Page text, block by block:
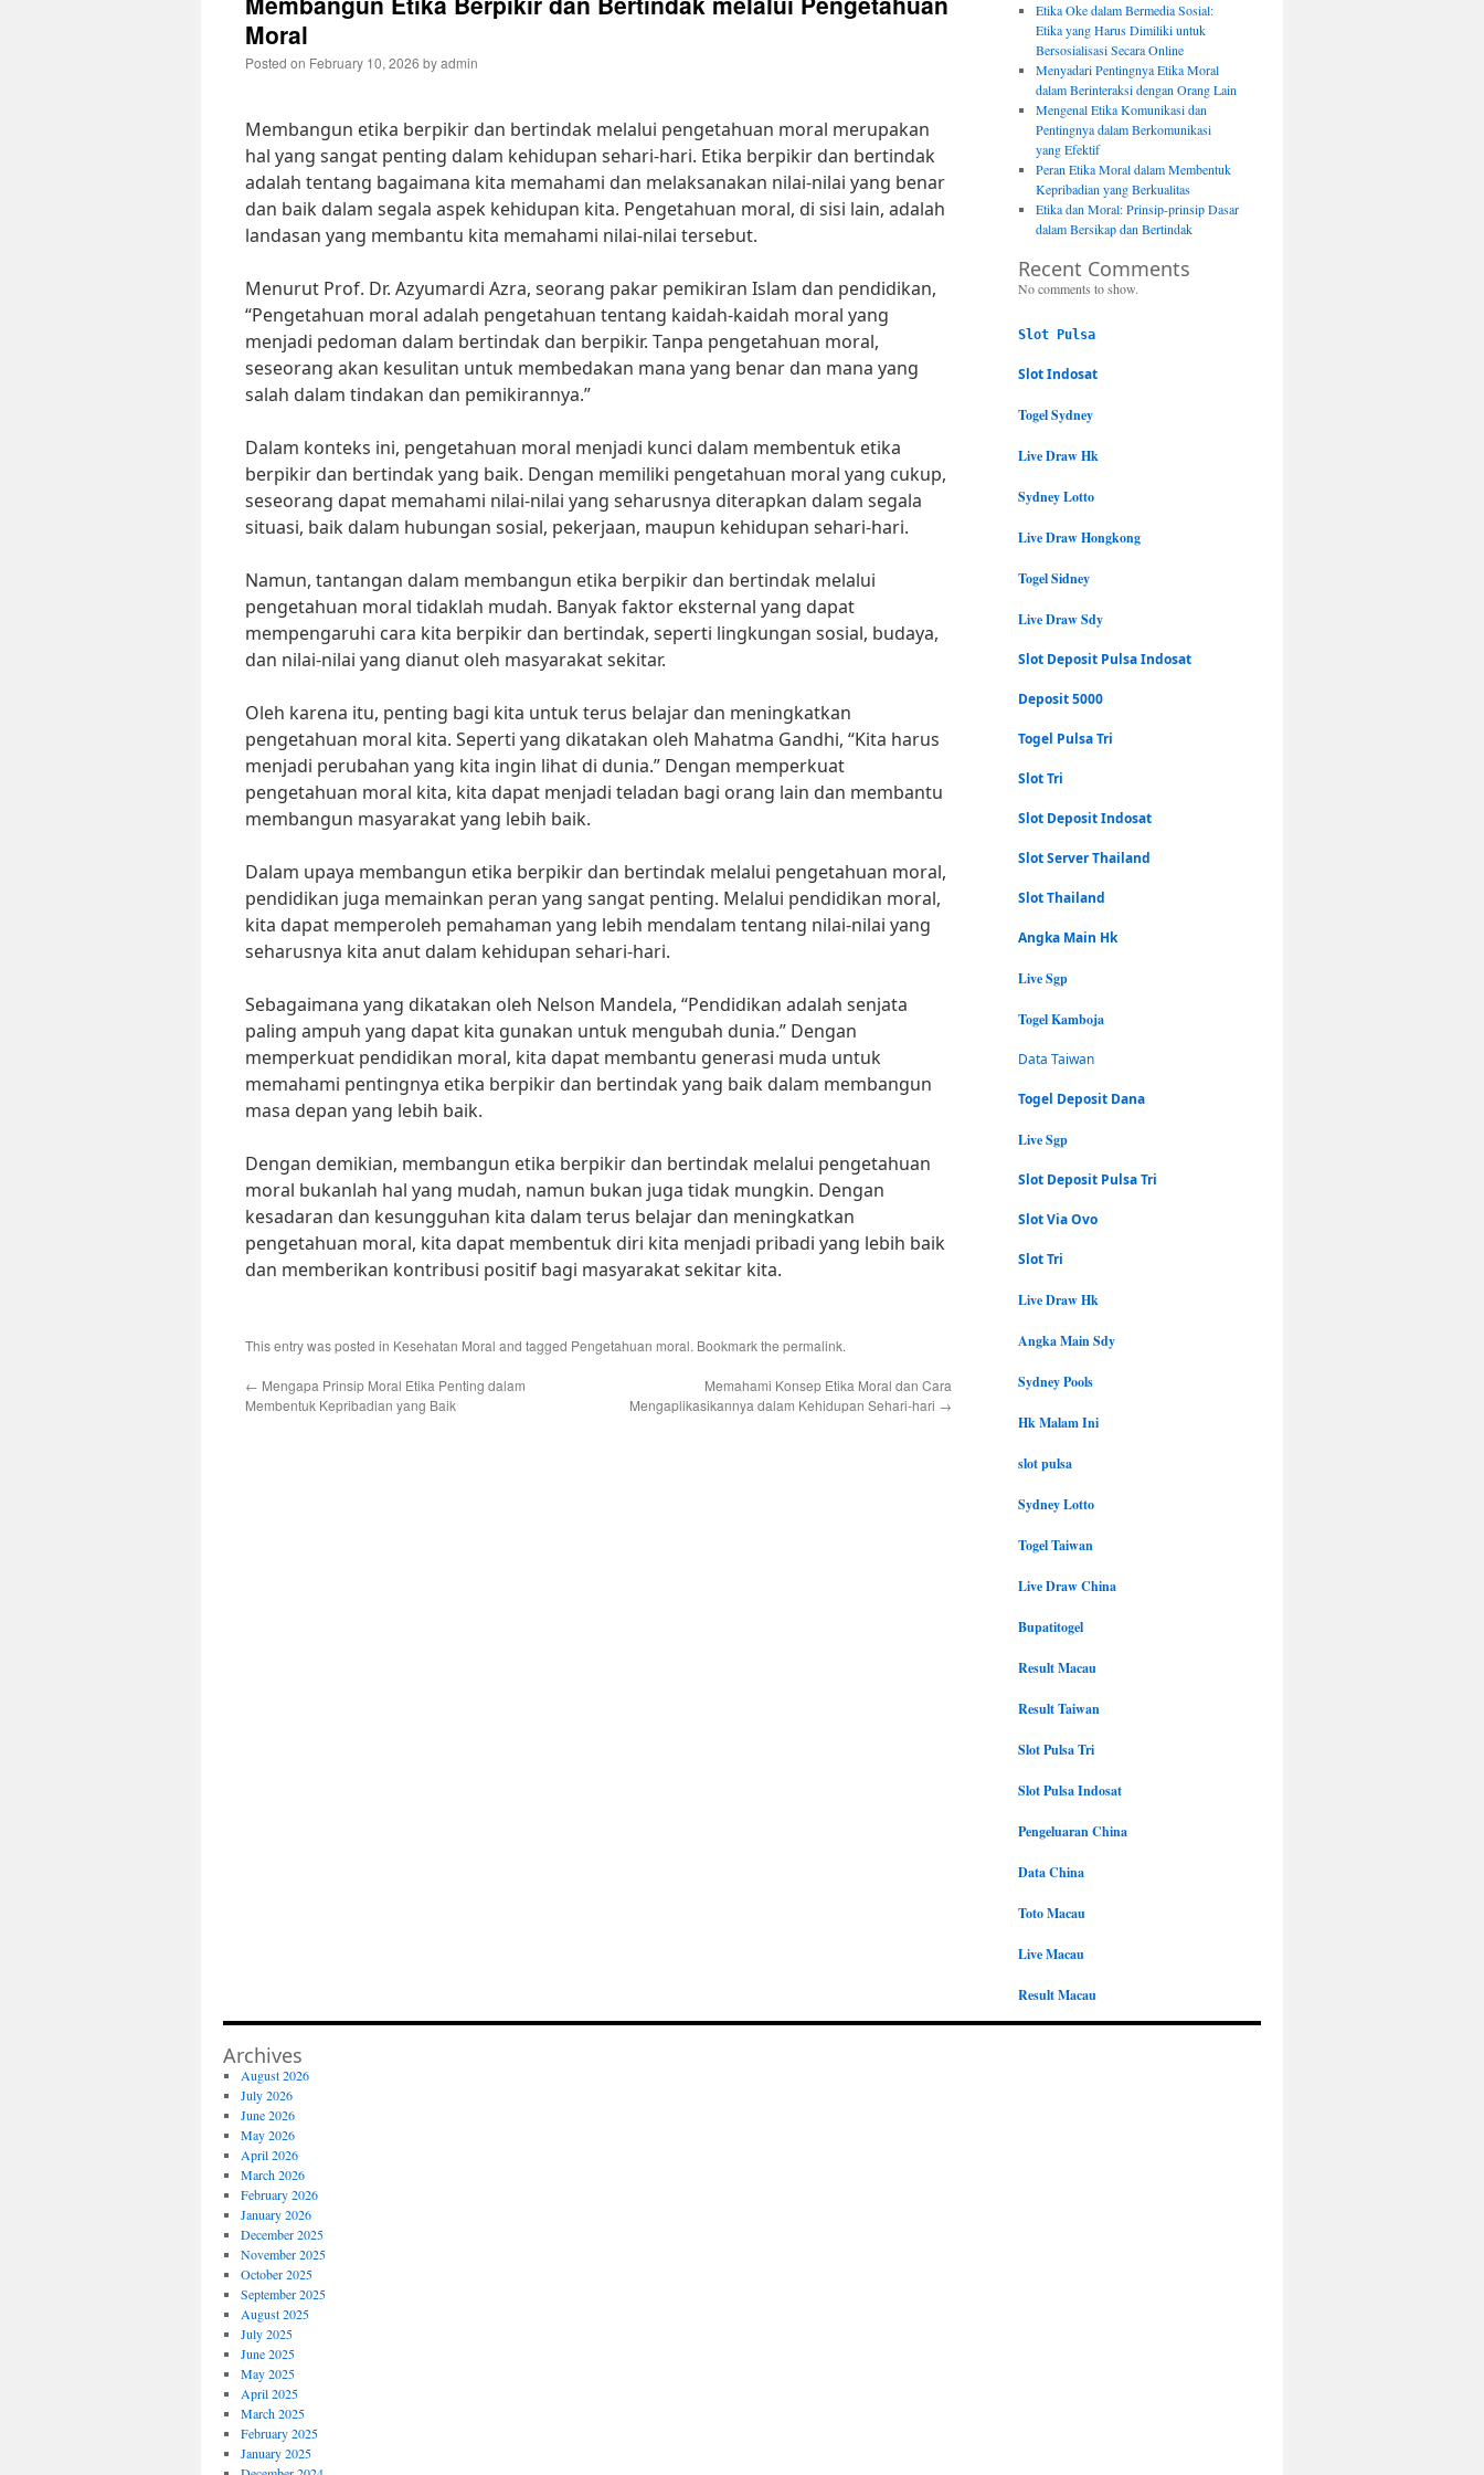
Moral
Posted on February 10, 2026 byadmin
Membangun etika berpikir dan bertindak melalui pengetahuan moral merupakan
hal yang sangat penting dalam kehidupan sehari-hari. Etika berpikir dan bertindak
adalah tentang bagaimana kita memahami dan melaksanakan nilai-nilai yang benar
dan baik dalam segala aspek kehidupan kita. Pengetahuan moral, di sisi lain, adalah
landasan yang membantu kita memahami nilai-nilai tersebut.
Menurut Prof. Dr. Azyumardi Azra, seorang pakar pemikiran Islam dan pendidikan,
“Pengetahuan moral adalah pengetahuan tentang kaidah-kaidah moral yang
menjadi pedoman dalam bertindak dan berpikir. Tanpa pengetahuan moral,
seseorang akan kesulitan untuk membedakan mana yang benar dan mana yang
salah dalam tindakan dan pemikirannya.”
Dalam konteks ini, pengetahuan moral menjadi kunci dalam membentuk etika
berpikir dan bertindak yang baik. Dengan memiliki pengetahuan moral yang cukup,
seseorang dapat memahami nilai-nilai yang seharusnya diterapkan dalam segala
situasi, baik dalam hubungan sosial, pekerjaan, maupun kehidupan sehari-hari.
Namun, tantangan dalam membangun etika berpikir dan bertindak melalui
pengetahuan moral tidaklah mudah. Banyak faktor eksternal yang dapat
mempengaruhi cara kita berpikir dan bertindak, seperti lingkungan sosial, budaya,
dan nilai-nilai yang dianut oleh masyarakat sekitar.
Oleh karena itu, penting bagi kita untuk terus belajar dan meningkatkan
pengetahuan moral kita. Seperti yang dikatakan oleh Mahatma Gandhi, “Kita harus
menjadi perubahan yang kita ingin lihat di dunia.” Dengan memperkuat
pengetahuan moral kita, kita dapat menjadi teladan bagi orang lain dan membantu
membangun masyarakat yang lebih baik.
Dalam upaya membangun etika berpikir dan bertindak melalui pengetahuan moral,
pendidikan juga memainkan peran yang sangat penting. Melalui pendidikan moral,
kita dapat memperoleh pemahaman yang lebih mendalam tentang nilai-nilai yang
seharusnya kita anut dalam kehidupan sehari-hari.
Sebagaimana yang dikatakan oleh Nelson Mandela, “Pendidikan adalah senjata
paling ampuh yang dapat kita gunakan untuk mengubah dunia.” Dengan
memperkuat pendidikan moral, kita dapat membantu generasi muda untuk
memahami pentingnya etika berpikir dan bertindak yang baik dalam membangun
masa depan yang lebih baik.
Dengan demikian, membangun etika berpikir dan bertindak melalui pengetahuan
moral bukanlah hal yang mudah, namun bukan juga tidak mungkin. Dengan
kesadaran dan kesungguhan kita dalam terus belajar dan meningkatkan
pengetahuan moral, kita dapat membentuk diri kita menjadi pribadi yang lebih baik
dan memberikan kontribusi positif bagi masyarakat sekitar kita.
This entry was posted in Kesehatan Moral and tagged Pengetahuan moral. Bookmark the permalink.
← Mengapa Prinsip Moral Etika Penting dalam
Membentuk Kepribadian yang Baik
Memahami Konsep Etika Moral dan Cara
Mengaplikasikannya dalam Kehidupan Sehari-hari →
Etika Oke dalam Bermedia Sosial:
Etika yang Harus Dimiliki untuk
Bersosialisasi Secara Online
Menyadari Pentingnya Etika Moral
dalam Berinteraksi dengan Orang Lain
Mengenal Etika Komunikasi dan
Pentingnya dalam Berkomunikasi
yang Efektif
Peran Etika Moral dalam Membentuk
Kepribadian yang Berkualitas
Etika dan Moral: Prinsip-prinsip Dasar
dalam Bersikap dan Bertindak
Recent Comments
No comments to show.
Slot Pulsa
Slot Indosat
Togel Sydney
Live Draw Hk
Sydney Lotto
Live Draw Hongkong
Togel Sidney
Live Draw Sdy
Slot Deposit Pulsa Indosat
Deposit 5000
Togel Pulsa Tri
Slot Tri
Slot Deposit Indosat
Slot Server Thailand
Slot Thailand
Angka Main Hk
Live Sgp
Togel Kamboja
Data Taiwan
Togel Deposit Dana
Live Sgp
Slot Deposit Pulsa Tri
Slot Via Ovo
Slot Tri
Live Draw Hk
Angka Main Sdy
Sydney Pools
Hk Malam Ini
slot pulsa
Sydney Lotto
Togel Taiwan
Live Draw China
Bupatitogel
Result Macau
Result Taiwan
Slot Pulsa Tri
Slot Pulsa Indosat
Pengeluaran China
Data China
Toto Macau
Live Macau
Result Macau
Archives
August 2026
July 2026
June 2026
May 2026
April 2026
March 2026
February 2026
January 2026
December 2025
November 2025
October 2025
September 2025
August 2025
July 2025
June 2025
May 2025
April 2025
March 2025
February 2025
January 2025